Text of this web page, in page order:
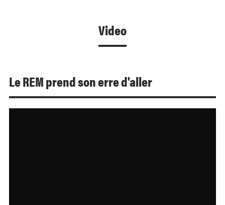
Video
Le REM prend son erre d'aller